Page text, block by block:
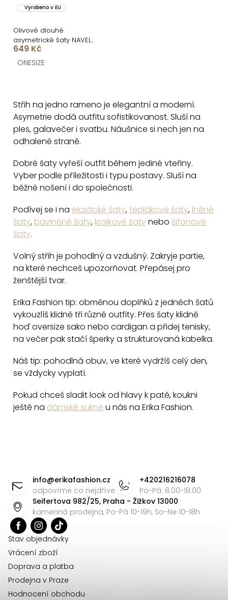
Vyrobeno v EU
Olivové dlouhé
asymetrické šaty NAVEL
na jedno rameno
649 Kč
ONESIZE
l
á
c
í
p
v
k
v
ý
s
u
Střih na jedno rameno je elegantní a moderní.
Asymetrie dodá outfitu sofistikovanost. Sluší na
ples, galavečer i svatbu. Náušnice si nech jen na
odhalené straně.
Dobré šaty vyřeší outfit během jediné vteřiny.
Vyber podle příležitosti i typu postavy. Sluší na
běžné nošení i do společnosti.
Podívej se i na elastické šaty,teplákové šaty, lněné
šaty, bavlněné šaty, krajkové šatynebo šifonové
šaty.
Volný střih je pohodlný a vzdušný. Zakryje partie,
na které nechceš upozorňovat. Přepásej pro
ženštější tvar.
Erika Fashion tip: obměnou doplňků z jedněch šatů
vykouzlíš klidně tři různé outfity. Přes šaty klidně
hoď oversize sako nebo cardigan a přidej tenisky,
na večer pak stačí šperky a strukturovaná kabelka.
Náš tip: pohodlná obuv, ve které vydržíš celý den,
se vždycky vyplatí.
Pokud chceš sladit look od hlavy k patě, koukni
ještě na dámské sukně u nás na Erika Fashion.
info@erikafashion.cz
odpovíme co nejdříve
+420216216078
Po-Pá: 8:00-18:00
Seifertova 982/25, Praha - Žižkov 13000
kamenná prodejna, Po-Pá 10-19h, So-Ne 10-18h
Stav objednávky
Vrácení zboží
Doprava a platba
Prodejna v Praze
Hodnocení obchodu